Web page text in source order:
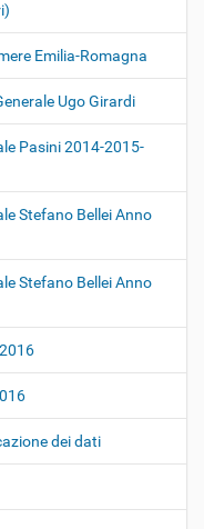
Emilia-Romagna
Ugo Girardi
Pasini 2014-2015-
Stefano Bellei Anno
Stefano Bellei Anno
dei dati